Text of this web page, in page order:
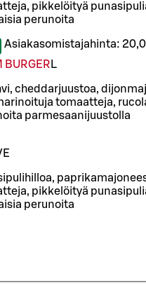
pikkelöityä
perunoita
Asiakasomistajahinta:
BURGER L
cheddarjuustoa,
tomaatteja,
parmesaanijuustolla
pikkelöityä
perunoita